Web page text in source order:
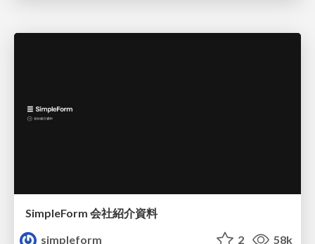
SimpleForm 会社紹介資料
simpleform
2 58k